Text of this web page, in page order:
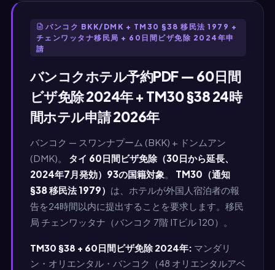
バンコク BKK/DMK + TM30 §38 移民法 1979 +
チェンワッタナ移民局 + 60日間ビザ免除 2024年申
請
バンコクホテル予約PDF — 60日間
ビザ免除 2024年 + TM30 §38 24時
間ホテル申請 2026年
バンコク — スワンナプーム (BKK) + ドンムアン
(DMK)。 タイ 60日間ビザ免除（30日から延長、
2024年7月発効）93の国籍対象
TM30（通知
§38 移民法 1979） は、ホテルが外国人宿泊者の報
告を24時間以内に提出することを要求します。移民
局 チェンワッタナ（バンコク 7階 ITビル 120）。
TM30 §38 + 60日間ビザ免除 2024年: マンダリ
ン・オリエンタル・バンコク（48 オリエンタルアベ